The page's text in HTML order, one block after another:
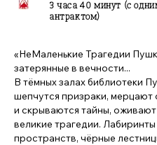
3 часа 40 минут (с
антрактом)
«НеМаленькие Трагедии
затерянные в вечности...
В тёмных залах библиотеки
шепчутся призраки, мерцают
и скрываются тайны,
великие трагедии. Лабиринты
пространств, чёрные